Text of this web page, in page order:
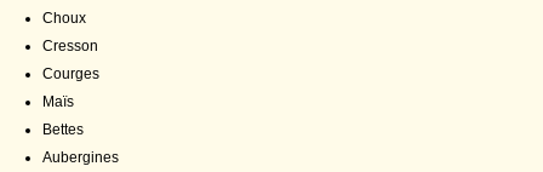
Choux
Cresson
Courges
Maïs
Bettes
Aubergines